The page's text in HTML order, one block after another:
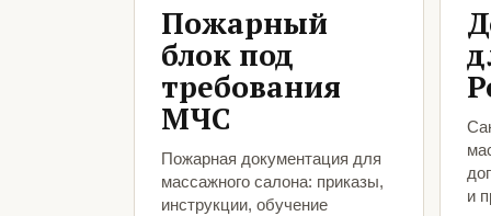
Пожарный
блок под
требования
МЧС
Пожарная документация для
массажного салона: приказы,
инструкции, обучение
и